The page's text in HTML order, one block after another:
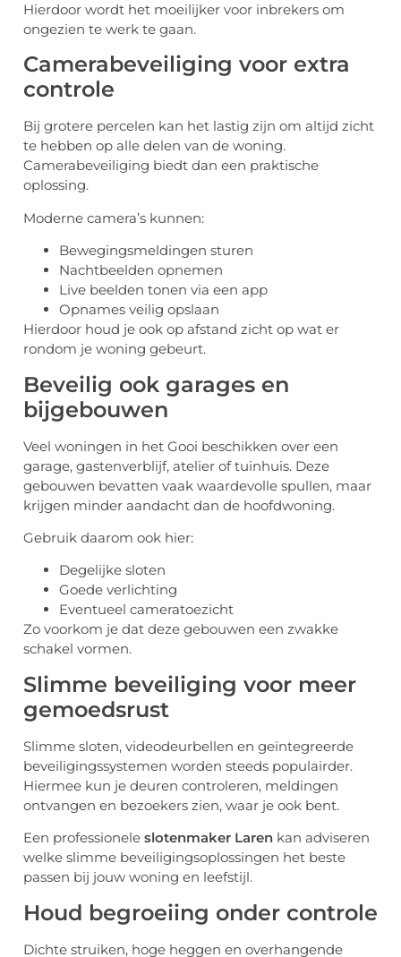
Hierdoor wordt het moeilijker voor inbrekers om
ongezien te werk te gaan.
Camerabeveiliging voor extra
controle
Bij grotere percelen kan het lastig zijn om altijd zicht
te hebben op alle delen van de woning.
Camerabeveiliging biedt dan een praktische
oplossing.
Moderne camera’s kunnen:
Bewegingsmeldingen sturen
Nachtbeelden opnemen
Live beelden tonen via een app
Opnames veilig opslaan
Hierdoor houd je ook op afstand zicht op wat er
rondom je woning gebeurt.
Beveilig ook garages en
bijgebouwen
Veel woningen in het Gooi beschikken over een
garage, gastenverblijf, atelier of tuinhuis. Deze
gebouwen bevatten vaak waardevolle spullen, maar
krijgen minder aandacht dan de hoofdwoning.
Gebruik daarom ook hier:
Degelijke sloten
Goede verlichting
Eventueel cameratoezicht
Zo voorkom je dat deze gebouwen een zwakke
schakel vormen.
Slimme beveiliging voor meer
gemoedsrust
Slimme sloten, videodeurbellen en geïntegreerde
beveiligingssystemen worden steeds populairder.
Hiermee kun je deuren controleren, meldingen
ontvangen en bezoekers zien, waar je ook bent.
Een professionele slotenmaker Laren kan adviseren
welke slimme beveiligingsoplossingen het beste
passen bij jouw woning en leefstijl.
Houd begroeiing onder controle
Dichte struiken, hoge heggen en overhangende